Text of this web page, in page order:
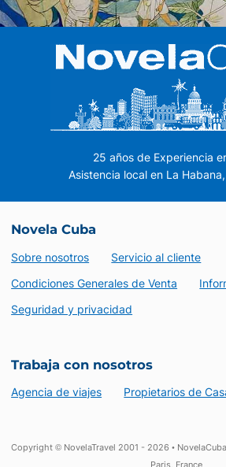
25 años de Experiencia
Asistencia local en La
Novela Cuba
Sobre nosotros
Servicio al cliente
Condiciones Generales de Venta
Seguridad y privacidad
Trabaja con nosotros
Agencia de viajes Propietarios de
Copyright © NovelaTravel 2001 - 2026 •